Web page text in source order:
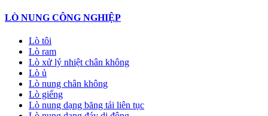
LÒ NUNG CÔNG NGHIỆP
Lò tôi
Lò ram
Lò xử lý nhiệt chân không
Lò ủ
Lò nung chân không
Lò giếng
Lò nung dạng băng tải liên tục